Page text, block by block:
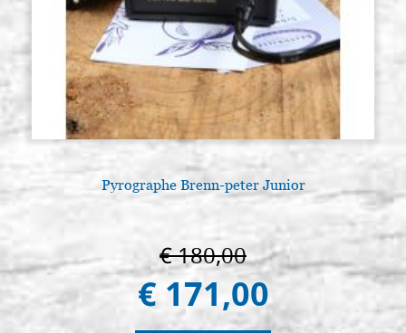
Pyrographe Brenn-peter Junior
€ 180,00
€ 171,00